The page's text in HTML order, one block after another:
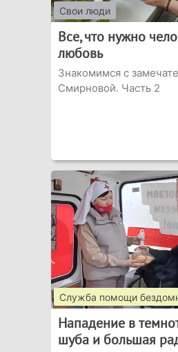
Свои люди
Все, что нужно
любовь
Знакомимся с
Смирновой. Часть 2
Служба помощи
Нападение в
шуба и большая